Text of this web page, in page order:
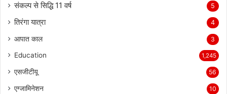
संकल्प से सिद्धि 11 वर्ष 5
तिरंगा यात्रा 4
आपात काल 3
Education 1,245
एसजीटीयू 56
एग्जामिनेशन 10